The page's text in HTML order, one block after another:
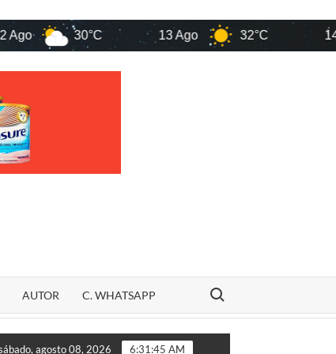
30°C 13 Ago 32°C 14 Ago
AUTOR C. WHATSAPP
Search for:
são os candidatos ao Senado pelo Maranhão em 2026
agosto 08, 2026 6:31:46 AM